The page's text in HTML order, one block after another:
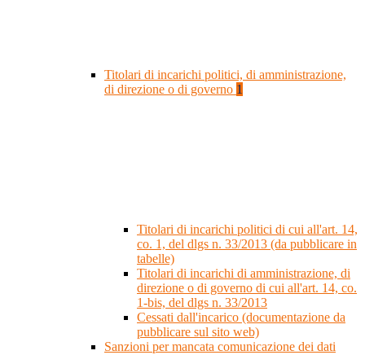
Titolari di incarichi politici, di amministrazione,
di direzione o di governo 1
Titolari di incarichi politici di cui all'art. 14,
co. 1, del dlgs n. 33/2013 (da pubblicare in
tabelle)
Titolari di incarichi di amministrazione, di
direzione o di governo di cui all'art. 14, co.
1-bis, del dlgs n. 33/2013
Cessati dall'incarico (documentazione da
pubblicare sul sito web)
Sanzioni per mancata comunicazione dei dati